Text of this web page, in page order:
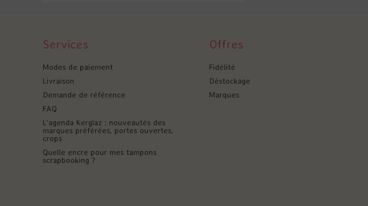
Services
Modes de paiement
Livraison
Demande de référence
FAQ
L'agenda Kerglaz : nouveautés des
marques préférées, portes ouvertes,
crops
Quelle encre pour mes tampons
scrapbooking ?
Offres
Fidélité
Déstockage
Marques